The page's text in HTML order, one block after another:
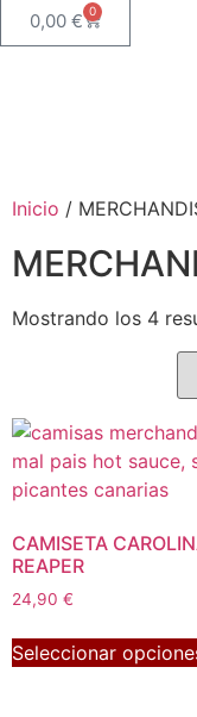
0,00 € 0
Inicio /
Mostrando los 4
CAMISETA
REAPER
24,90 €
Seleccionar